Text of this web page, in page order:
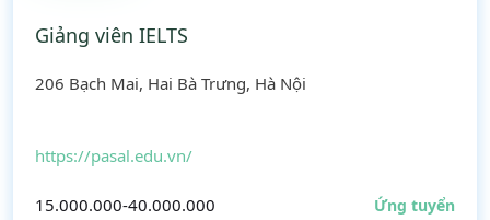
Giảng viên IELTS
206 Bạch Mai, Hai Bà Trưng, Hà Nội
https://pasal.edu.vn/
15.000.000-40.000.000 Ứng tuyển